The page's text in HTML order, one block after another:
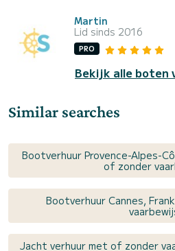
Martin
Lid sinds 2016
PRO
Bekijk alle boten
Similar searches
Bootverhuur Provence-Alpes-
of zonder
Bootverhuur Cannes,
Jacht verhuur met of zonder